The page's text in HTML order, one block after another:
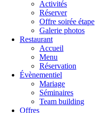
Activités
Réserver
Offre soirée étape
Galerie photos
Restaurant
Accueil
Menu
Réservation
Évènementiel
Mariage
Séminaires
Team building
Offres